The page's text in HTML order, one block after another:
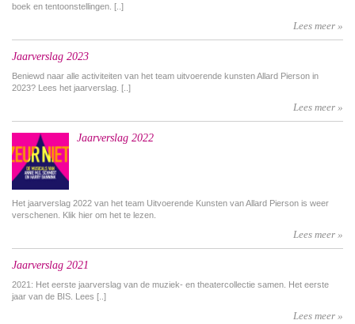
boek en tentoonstellingen. [..]
Lees meer »
Jaarverslag 2023
Beniewd naar alle activiteiten van het team uitvoerende kunsten Allard Pierson in
2023? Lees het jaarverslag. [..]
Lees meer »
Jaarverslag 2022
Het jaarverslag 2022 van het team Uitvoerende Kunsten van Allard Pierson is weer
verschenen. Klik hier om het te lezen.
Lees meer »
Jaarverslag 2021
2021: Het eerste jaarverslag van de muziek- en theatercollectie samen. Het eerste
jaar van de BIS. Lees [..]
Lees meer »